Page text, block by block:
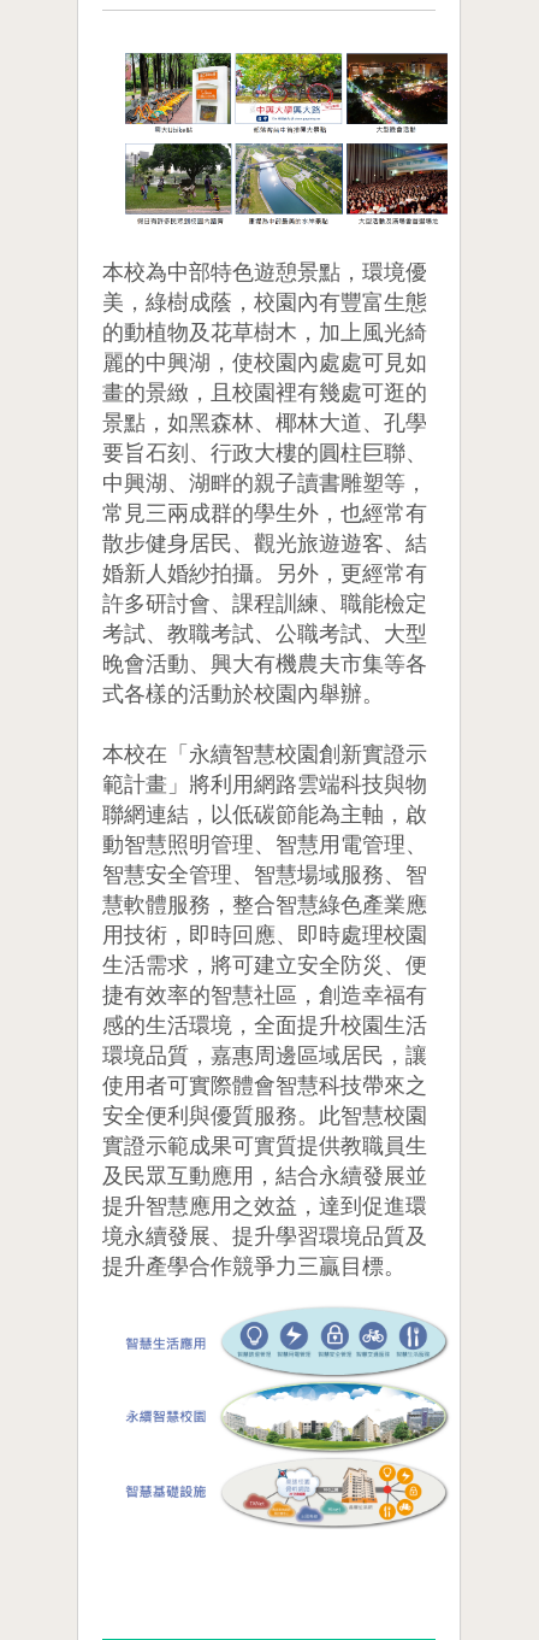
本校為中部特色遊憩景點，環境優
美，綠樹成蔭，校園內有豐富生態
的動植物及花草樹木，加上風光綺
麗的中興湖，使校園內處處可見如
畫的景緻，且校園裡有幾處可逛的
景點，如黑森林、椰林大道、孔學
要旨石刻、行政大樓的圓柱巨聯、
中興湖、湖畔的親子讀書雕塑等，
常見三兩成群的學生外，也經常有
散步健身居民、觀光旅遊遊客、結
婚新人婚紗拍攝。另外，更經常有
許多研討會、課程訓練、職能檢定
考試、教職考試、公職考試、大型
晚會活動、興大有機農夫市集等各
式各樣的活動於校園內舉辦。
本校在「永續智慧校園創新實證示
範計畫」將利用網路雲端科技與物
聯網連結，以低碳節能為主軸，啟
動智慧照明管理、智慧用電管理、
智慧安全管理、智慧場域服務、智
慧軟體服務，整合智慧綠色產業應
用技術，即時回應、即時處理校園
生活需求，將可建立安全防災、便
捷有效率的智慧社區，創造幸福有
感的生活環境，全面提升校園生活
環境品質，嘉惠周邊區域居民，讓
使用者可實際體會智慧科技帶來之
安全便利與優質服務。此智慧校園
實證示範成果可實質提供教職員生
及民眾互動應用，結合永續發展並
提升智慧應用之效益，達到促進環
境永續發展、提升學習環境品質及
提升產學合作競爭力三贏目標。